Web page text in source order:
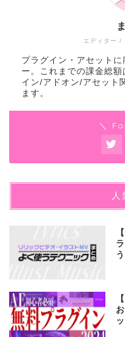
エディター /
プラグイン・アセット
ー。これまでの課金総
イン/アドオン/アセット
ます。
＼